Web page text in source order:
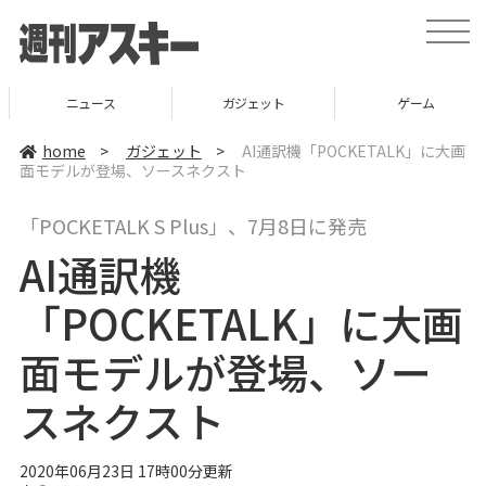
t
o
v
ニュース ガジェット ゲーム
home > ガジェット >
AI通訳機「POCKETALK」に大画
面モデルが登場、ソースネクスト
「POCKETALK S Plus」、7月8日に発売
AI通訳機
「POCKETALK」に大画
面モデルが登場、ソー
スネクスト
2020年06月23日 17時00分更新